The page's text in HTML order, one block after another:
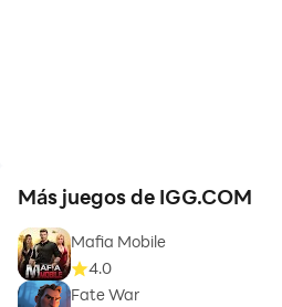
Más juegos de IGG.COM
Mafia Mobile
4.0
Fate War